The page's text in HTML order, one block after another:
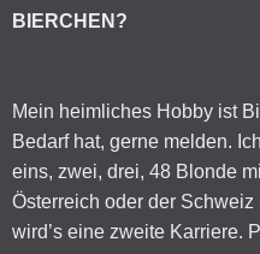
BIERCHEN?
Mein heimliches Hobby ist
Bedarf hat, gerne melden.
eins, zwei, drei, 48 Blonde
Österreich oder der
wird’s eine zweite Karriere.